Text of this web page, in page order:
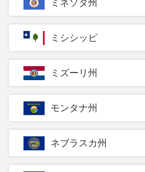
ミネソタ州
ミシシッピ
ミズーリ州
モンタナ州
ネブラスカ州